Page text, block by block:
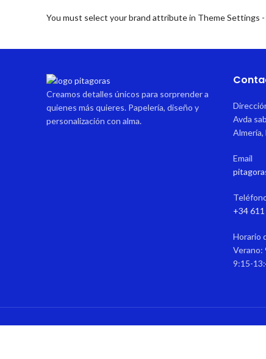
You must select your brand attribute in Theme Settings -
Creamos detalles únicos para sorprender a
quienes más quieres. Papelería, diseño y
personalización con alma.
Avda
Almería,
Email
+34
Horario
Verano:
9:15-